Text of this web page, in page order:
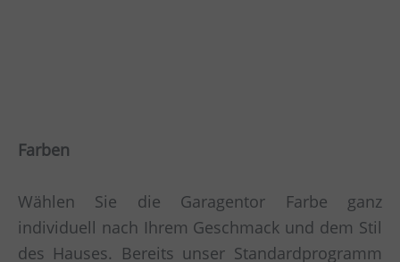
Farben
Wählen Sie die Garagentor Farbe ganz
individuell nach Ihrem Geschmack und dem Stil
des Hauses. Bereits unser Standardprogramm